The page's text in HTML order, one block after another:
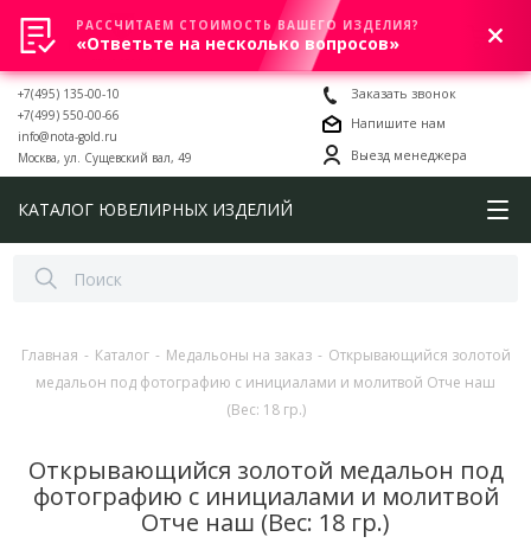
0
+7(495) 135-00-10
+7(499) 550-00-66
info@nota-gold.ru
Москва, ул. Сущевский вал, 49
Заказать звонок
Напишите нам
Выезд менеджера
КАТАЛОГ ЮВЕЛИРНЫХ ИЗДЕЛИЙ
Главная - Каталог - Медальоны на заказ - Открывающийся золотой
медальон под фотографию с инициалами и молитвой Отче наш
(Вес: 18 гр.)
Открывающийся золотой медальон под
фотографию с инициалами и молитвой
Отче наш (Вес: 18 гр.)
РАССЧИТАЕМ СТОИМОСТЬ ВАШЕГО ИЗДЕЛИЯ?
«Ответьте на несколько вопросов»